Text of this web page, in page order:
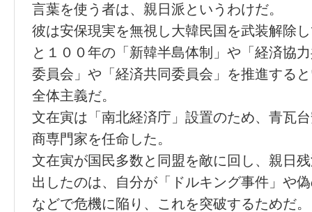
言葉を使う者は、親日派というわけだ。
彼は安保現実を無視し大韓民国を武装解除
と１００年の「新韓半島体制」や「経済協
委員会」や「経済共同委員会」を推進する
全体主義だ。
文在寅は「南北経済庁」設置のため、青瓦
商専門家を任命した。
文在寅が国民多数と同盟を敵に回し、親日
出したのは、自分が「ドルキング事件」や
などで危機に陥り、これを突破するためだ。